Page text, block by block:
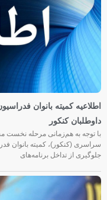
اطلاعیه کمیته بانوان
داوطلبان کنکور
با توجه به هم‌زمانی مرحله نخست
سراسری (کنکور)، کمیته بانوان
جلوگیری از تداخل برنامه‌های